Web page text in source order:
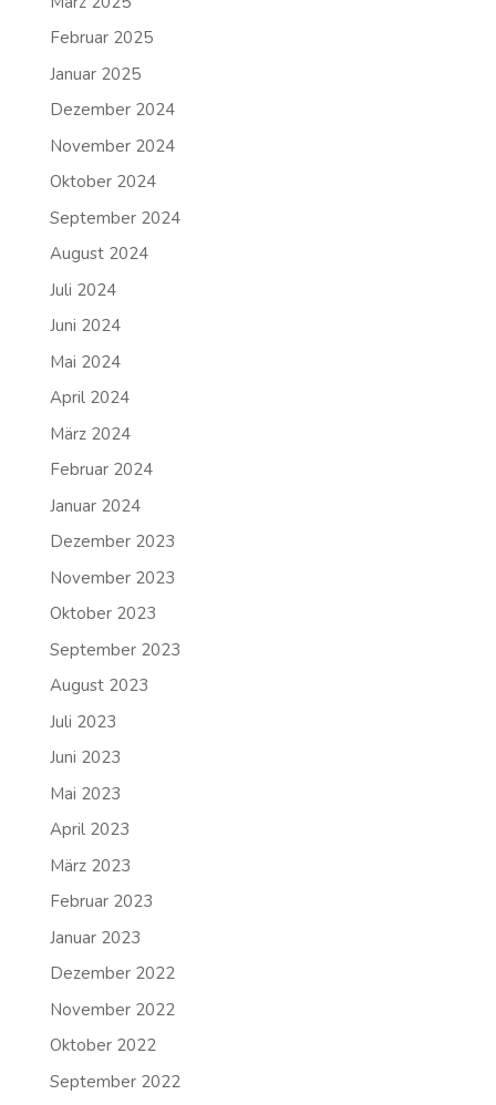
Februar 2025
Januar 2025
Dezember 2024
November 2024
Oktober 2024
September 2024
August 2024
Juli 2024
Juni 2024
Mai 2024
April 2024
März 2024
Februar 2024
Januar 2024
Dezember 2023
November 2023
Oktober 2023
September 2023
August 2023
Juli 2023
Juni 2023
Mai 2023
April 2023
März 2023
Februar 2023
Januar 2023
Dezember 2022
November 2022
Oktober 2022
September 2022